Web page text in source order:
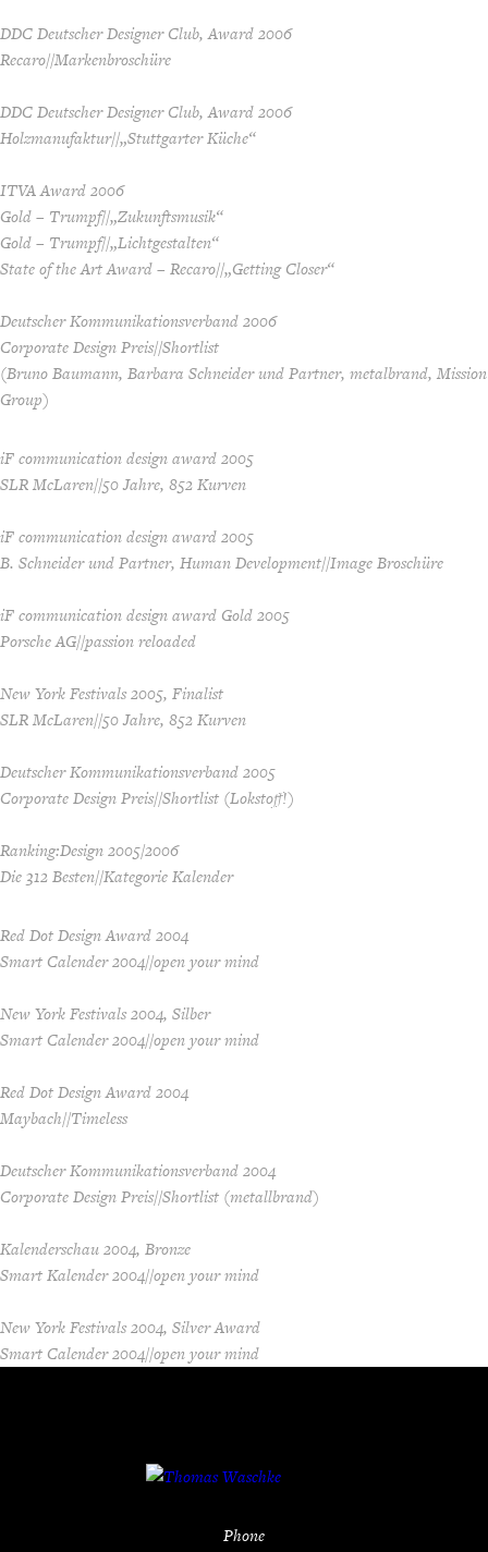
DDC Deutscher Designer Club, Award 2006
Recaro//Markenbroschüre
DDC Deutscher Designer Club, Award 2006
Holzmanufaktur//„Stuttgarter Küche“
ITVA Award 2006
Gold – Trumpf//„Zukunftsmusik“
Gold – Trumpf//„Lichtgestalten“
State of the Art Award – Recaro//„Getting Closer“
Deutscher Kommunikationsverband 2006
Corporate Design Preis//Shortlist
(Bruno Baumann, Barbara Schneider und Partner, metalbrand, Mission
Group)
iF communication design award 2005
SLR McLaren//50 Jahre, 852 Kurven
iF communication design award 2005
B. Schneider und Partner, Human Development//Image Broschüre
iF communication design award Gold 2005
Porsche AG//passion reloaded
New York Festivals 2005, Finalist
SLR McLaren//50 Jahre, 852 Kurven
Deutscher Kommunikationsverband 2005
Corporate Design Preis//Shortlist (Lokstoff!)
Ranking:Design 2005/2006
Die 312 Besten//Kategorie Kalender
Red Dot Design Award 2004
Smart Calender 2004//open your mind
New York Festivals 2004, Silber
Smart Calender 2004//open your mind
Red Dot Design Award 2004
Maybach//Timeless
Deutscher Kommunikationsverband 2004
Corporate Design Preis//Shortlist (metallbrand)
Kalenderschau 2004, Bronze
Smart Kalender 2004//open your mind
New York Festivals 2004, Silver Award
Smart Calender 2004//open your mind
Phone